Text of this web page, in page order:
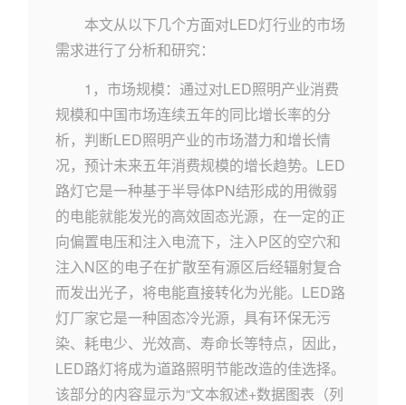
本文从以下几个方面对LED灯行业的市场
需求进行了分析和研究：
1，市场规模：通过对LED照明产业消费
规模和中国市场连续五年的同比增长率的分
析，判断LED照明产业的市场潜力和增长情
况，预计未来五年消费规模的增长趋势。LED
路灯它是一种基于半导体PN结形成的用微弱
的电能就能发光的高效固态光源，在一定的正
向偏置电压和注入电流下，注入P区的空穴和
注入N区的电子在扩散至有源区后经辐射复合
而发出光子，将电能直接转化为光能。LED路
灯厂家它是一种固态冷光源，具有环保无污
染、耗电少、光效高、寿命长等特点，因此，
LED路灯将成为道路照明节能改造的佳选择。
该部分的内容显示为“文本叙述+数据图表（列